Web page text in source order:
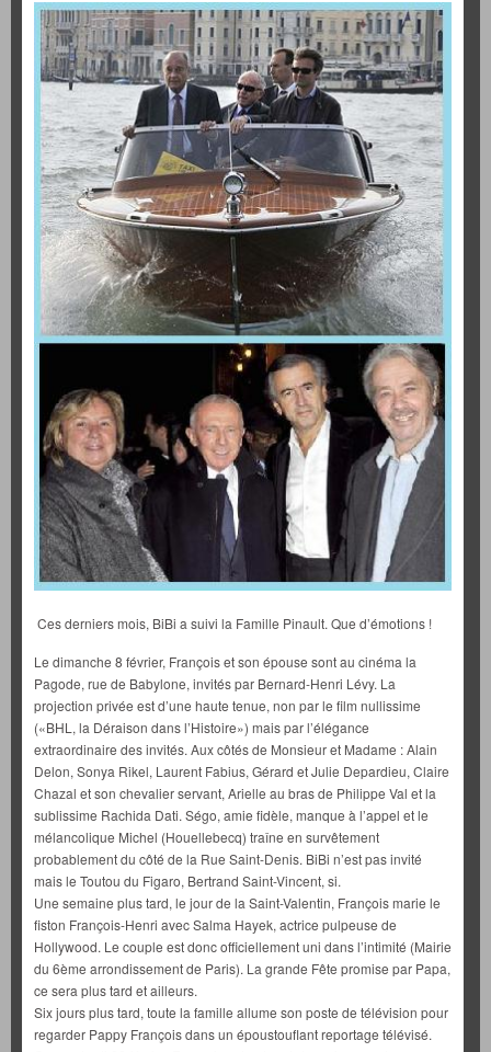
Ces derniers mois, BiBi a suivi la Famille Pinault. Que d’émotions !
Le dimanche 8 février, François et son épouse sont au cinéma la
Pagode, rue de Babylone, invités par Bernard-Henri Lévy. La
projection privée est d’une haute tenue, non par le film nullissime
(«BHL, la Déraison dans l’Histoire») mais par l’élégance
extraordinaire des invités. Aux côtés de Monsieur et Madame : Alain
Delon, Sonya Rikel, Laurent Fabius, Gérard et Julie Depardieu, Claire
Chazal et son chevalier servant, Arielle au bras de Philippe Val et la
sublissime Rachida Dati. Ségo, amie fidèle, manque à l’appel et le
mélancolique Michel (Houellebecq) traîne en survêtement
probablement du côté de la Rue Saint-Denis. BiBi n’est pas invité
mais le Toutou du Figaro, Bertrand Saint-Vincent, si.
Une semaine plus tard, le jour de la Saint-Valentin, François marie le
fiston François-Henri avec Salma Hayek, actrice pulpeuse de
Hollywood. Le couple est donc officiellement uni dans l’intimité (Mairie
du 6ème arrondissement de Paris). La grande Fête promise par Papa,
ce sera plus tard et ailleurs.
Six jours plus tard, toute la famille allume son poste de télévision pour
regarder Pappy François dans un époustouflant reportage télévisé.